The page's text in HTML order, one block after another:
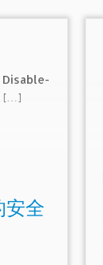
[…]
安全